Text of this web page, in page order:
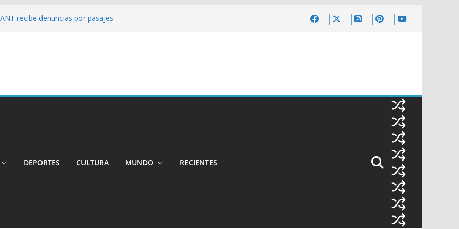
recibe denuncias por pasajes
Dos jóvenes quiteños desaparecen
irregulares fueron detectados en el
DEPORTES CULTURA MUNDO RECIENTES